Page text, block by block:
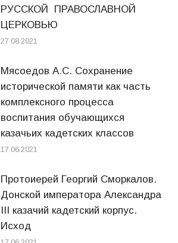
РУССКОЙ ПРАВОСЛАВНОЙ
ЦЕРКОВЬЮ
27.08.2021
Мясоедов А.С. Сохранение
исторической памяти как часть
комплексного процесса
воспитания обучающихся
казачьих кадетских классов
17.06.2021
Протоиерей Георгий Сморкалов.
Донской императора Александра
III казачий кадетский корпус.
Исход